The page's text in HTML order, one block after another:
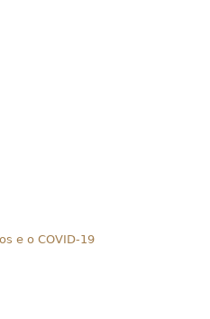
e o COVID-19